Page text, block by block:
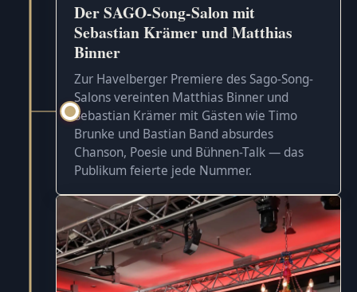
Der SAGO-Song-Salon mit
Sebastian Krämer und Matthias
Binner
Zur Havelberger Premiere des Sago-Song-
Salons vereinten Matthias Binner und
Sebastian Krämer mit Gästen wie Timo
Brunke und Bastian Band absurdes
Chanson, Poesie und Bühnen-Talk — das
Publikum feierte jede Nummer.